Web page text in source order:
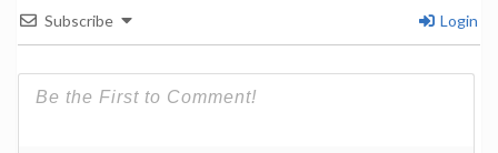
Subscribe Login